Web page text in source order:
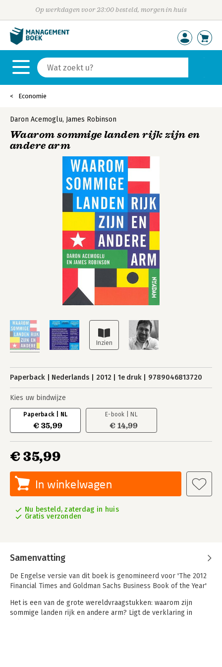
Op werkdagen voor 23:00 besteld, morgen in huis
Economie
Daron Acemoglu, James Robinson
Waarom sommige landen rijk zijn en
andere arm
Paperback Nederlands 2012 1e druk 9789046813720
Kies uw bindwijze
Paperback | NL
€ 35,99
E-book | NL
€ 14,99
€ 35,99
In winkelwagen
Nu besteld, zaterdag in huis
Gratis verzonden
Samenvatting
De Engelse versie van dit boek is genomineerd voor 'The 2012
Financial Times and Goldman Sachs Business Book of the Year'
Het is een van de grote wereldvraagstukken: waarom zijn
sommige landen rijk en andere arm? Ligt de verklaring in